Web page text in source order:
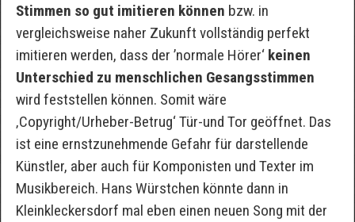
Stimmen so gut imitieren können bzw. in
vergleichsweise naher Zukunft vollständig perfekt
imitieren werden, dass der ’normale Hörer‘ keinen
Unterschied zu menschlichen Gesangsstimmen
wird feststellen können. Somit wäre
‚Copyright/Urheber-Betrug‘ Tür-und Tor geöffnet. Das
ist eine ernstzunehmende Gefahr für darstellende
Künstler, aber auch für Komponisten und Texter im
Musikbereich. Hans Würstchen könnte dann in
Kleinkleckersdorf mal eben einen neuen Song mit der